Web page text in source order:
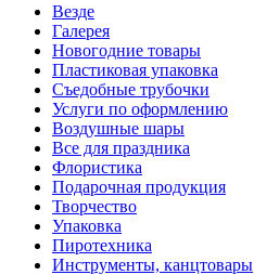
Везде
Галерея
Новогодние товары
Пластиковая упаковка
Съедобные трубочки
Услуги по оформлению
Воздушные шары
Все для праздника
Флористика
Подарочная продукция
Творчество
Упаковка
Пиротехника
Инструменты, канцтовары